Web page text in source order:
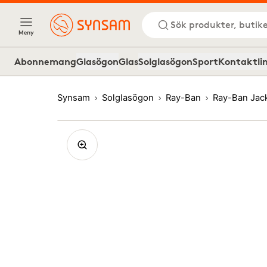
Meny
Sök produkter,
AbonnemangGlasögonGlasSolglasögonSport
Synsam Solglasögon Ray-Ban Ray-Ban